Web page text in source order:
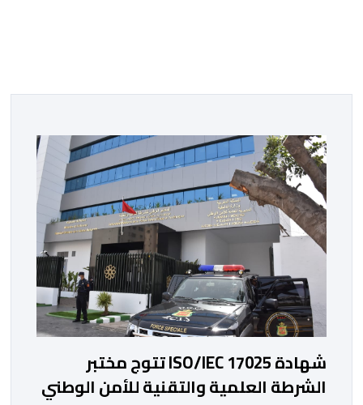
شهادة ISO/IEC 17025 تتوج مختبر
الشرطة العلمية والتقنية للأمن الوطني